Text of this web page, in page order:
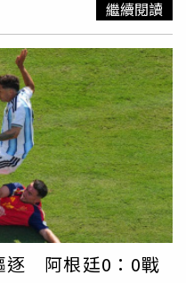
成為史上首位在20歲前
的球員，也是世界盃決賽
前14度交鋒，各取得6
半場雙方雖都有攻勢，但
半場控球率約51％，阿根
2次射正，阿根廷則未能
次射門，也創下自1966年
半場射門次數最低紀錄。
下半場傷停補時第92分
）因犯規吞下個人第
逐，球隊在延長賽必須以
方在正規90分鐘互繳白
優勢的西班牙持續掌握主
繼續閱讀
逐 阿根廷0：0戰